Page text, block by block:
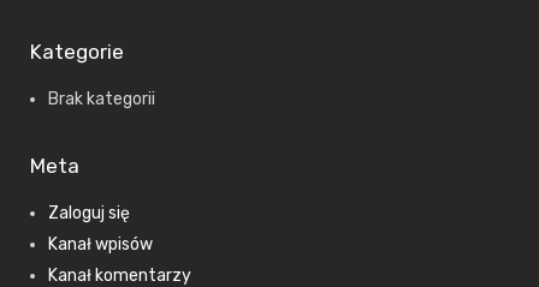
Kategorie
Brak kategorii
Meta
Zaloguj się
Kanał wpisów
Kanał komentarzy